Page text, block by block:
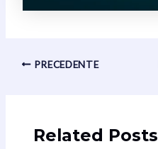
Navigazione
PRECEDENTE
Related Posts